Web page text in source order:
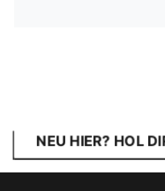
NEU HIER? HOL